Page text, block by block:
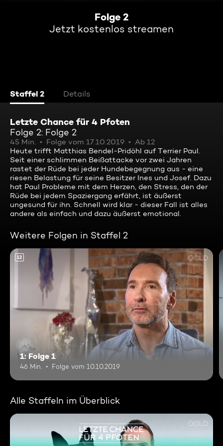
Folge 2
Jetzt kostenlos streamen
Staffel 2 Details
Letzte Chance für 4 Pfoten
Folge 2: Folge 2
45 Min. Folge vom 17.10.2019
Ab 12
Heute trifft Matthias Bendel-Pridöhl auf Terrier Paul.
Seit einer schlimmen Beißattacke vor zwei Jahren
rastet der Rüde bei jeder Hundebegegnung aus - eine
riesen Belastung für seine Besitzer Ines und Josef. Dazu
hat Paul Probleme mit dem Herzen, den Stress, den der
Rüde bei jedem Spaziergang erfährt, ist äußerst
ungesund für ihn. Schnell wird klar - dieser Fall ist alles
andere als einfach und dazu äußerst emotional.
Weitere Folgen in Staffel 2
12
1: Folge 1
46 Min. Folge vom 10.10.2019
Alle Staffeln im Überblick